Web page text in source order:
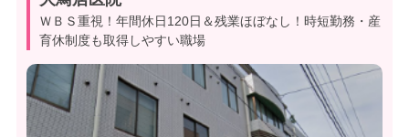
ＷＢＳ重視！年間休日120日＆残業ほぼなし！時短勤務・産
育休制度も取得しやすい職場